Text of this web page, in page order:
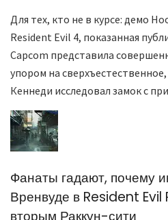
Для тех, кто не в курсе: демо
Resident Evil 4, показанная
Capcom представила
упором на
Кеннеди исследовал замок с
Фанаты гадают, почему
Вренвуде в Resident